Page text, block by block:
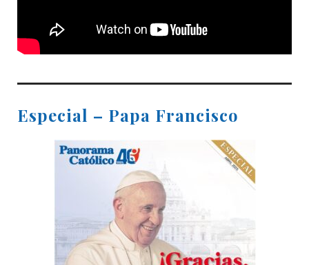
Especial – Papa Francisco